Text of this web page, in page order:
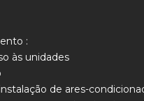
:
às unidades
de ares-